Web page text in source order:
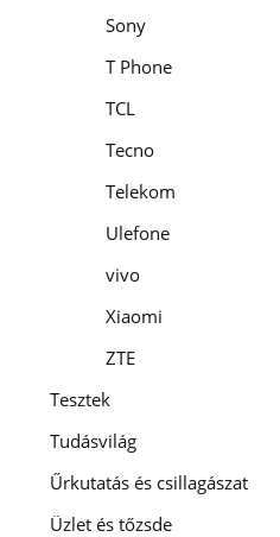
Sony
T Phone
TCL
Tecno
Telekom
Ulefone
vivo
Xiaomi
ZTE
Tesztek
Tudásvilág
Űrkutatás és csillagászat
Üzlet és tőzsde